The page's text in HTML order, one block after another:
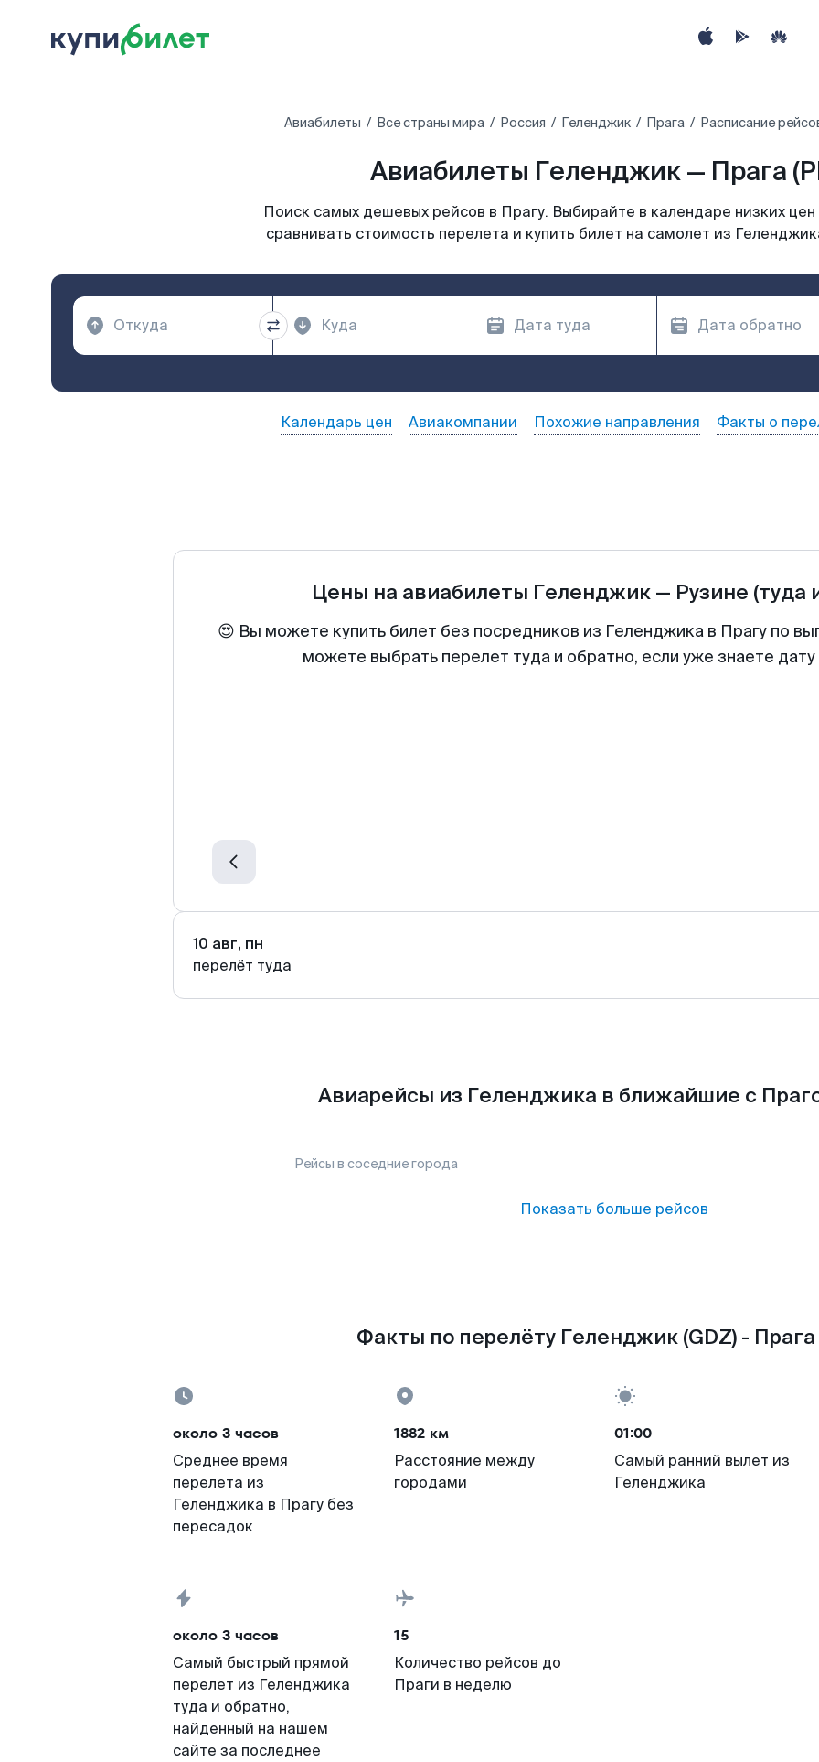
Авиабилеты Все страны мира Россия Геленджик Прага Расписание
Авиабилеты Геленджик — Прага
Поиск самых дешевых рейсов в Прагу. Выбирайте в календаре низких
сравнивать стоимость перелета и купить билет на самолет из
Календарь цен Авиакомпании Похожие направления Факты о
Цены на авиабилеты Геленджик — Рузине (туда
😍 Вы можете купить билет без посредников из Геленджика в Прагу по
можете выбрать перелет туда и обратно, если уже знаете
10 авг, пн
перелёт туда
Авиарейсы из Геленджика в ближайшие с
Рейсы в соседние города
Показать больше рейсов
Факты по перелёту Геленджик (GDZ) - Прага
около 3 часов
Среднее время
перелета из
Геленджика в Прагу без
пересадок
1882 км
Расстояние между
городами
01:00
Самый ранний вылет из
Геленджика
около 3 часов
Самый быстрый прямой
перелет из Геленджика
туда и обратно,
найденный на нашем
сайте за последнее
15
Количество рейсов до
Праги в неделю